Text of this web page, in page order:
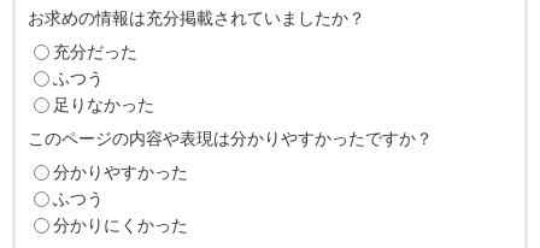
お求めの情報は充分掲載されていましたか？
充分だった
ふつう
足りなかった
このページの内容や表現は分かりやすかったですか？
分かりやすかった
ふつう
分かりにくかった